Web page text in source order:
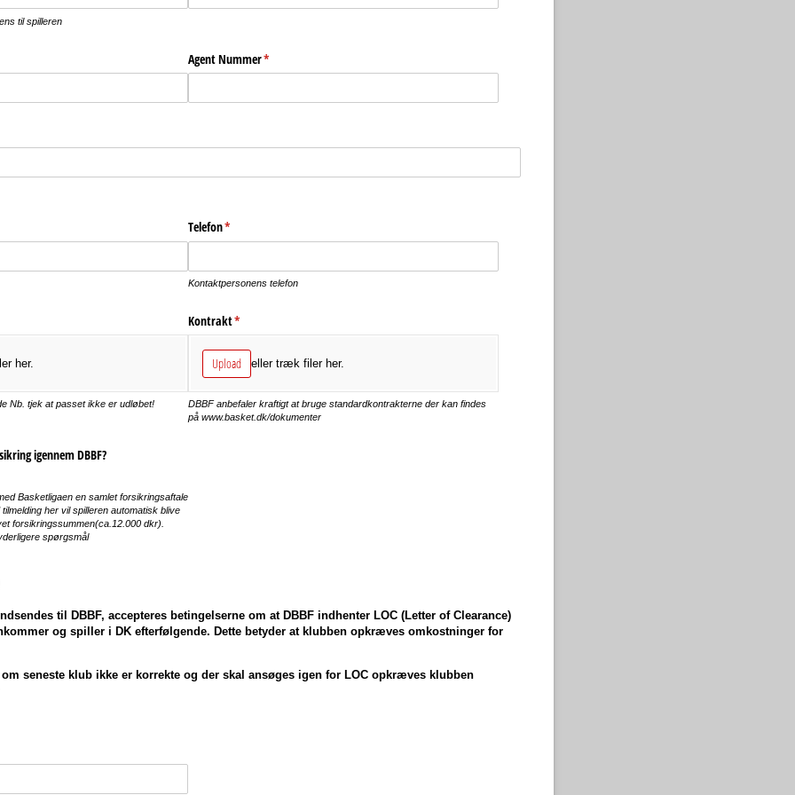
til spilleren
Agent Nummer*
(påkrævet)
Telefon*
(påkrævet)
Kontaktpersonens telefon
her.
Nb. tjek at passet ikke er udløbet!
Kontrakt*
(påkrævet)
Upload eller træk filer her.
DBBF anbefaler kraftigt at bruge standardkontrakterne der kan findes
på www.basket.dk/dokumenter
igennem DBBF?
Basketligaen en samlet forsikringsaftale
her vil spilleren automatisk blive
forsikringssummen(ca.12.000 dkr).
spørgsmål
til DBBF, accepteres betingelserne om at DBBF indhenter LOC (Letter of Clearance)
og spiller i DK efterfølgende. Dette betyder at klubben opkræves omkostninger for
seneste klub ikke er korrekte og der skal ansøges igen for LOC opkræves klubben